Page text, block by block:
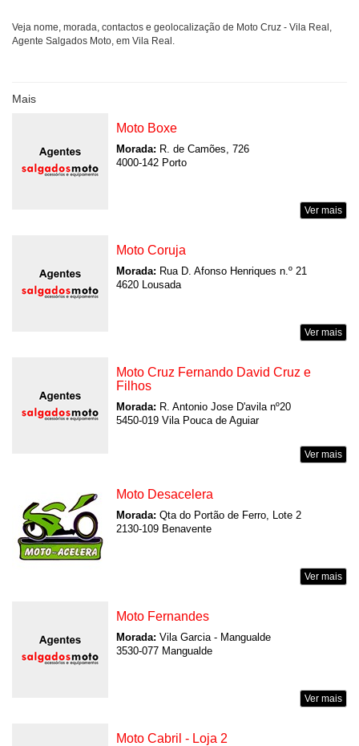
Veja nome, morada, contactos e geolocalização de Moto Cruz - Vila Real,
Agente Salgados Moto, em Vila Real.
Mais
Moto Boxe
Morada: R. de Camões, 726
4000-142 Porto
Ver mais
Moto Coruja
Morada: Rua D. Afonso Henriques n.º 21
4620 Lousada
Ver mais
Moto Cruz Fernando David Cruz e
Filhos
Morada: R. Antonio Jose D'avila nº20
5450-019 Vila Pouca de Aguiar
Ver mais
Moto Desacelera
Morada: Qta do Portão de Ferro, Lote 2
2130-109 Benavente
Ver mais
Moto Fernandes
Morada: Vila Garcia - Mangualde
3530-077 Mangualde
Ver mais
Moto Cabril - Loja 2